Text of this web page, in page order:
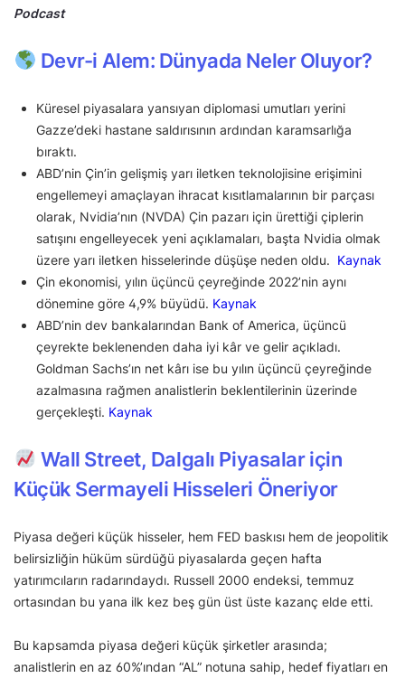
Podcast
Devr-i Alem: Dünyada Neler Oluyor?
Küresel piyasalara yansıyan diplomasi umutları yerini
Gazze’deki hastane saldırısının ardından karamsarlığa
bıraktı.
ABD’nin Çin’in gelişmiş yarı iletken teknolojisine erişimini
engellemeyi amaçlayan ihracat kısıtlamalarının bir parçası
olarak, Nvidia’nın (NVDA) Çin pazarı için ürettiği çiplerin
satışını engelleyecek yeni açıklamaları, başta Nvidia olmak
üzere yarı iletken hisselerinde düşüşe neden oldu. Kaynak
Çin ekonomisi, yılın üçüncü çeyreğinde 2022’nin aynı
dönemine göre 4,9% büyüdü. Kaynak
ABD’nin dev bankalarından Bank of America, üçüncü
çeyrekte beklenenden daha iyi kâr ve gelir açıkladı.
Goldman Sachs’ın net kârı ise bu yılın üçüncü çeyreğinde
azalmasına rağmen analistlerin beklentilerinin üzerinde
gerçekleşti. Kaynak
Wall Street, Dalgalı Piyasalar için
Küçük Sermayeli Hisseleri Öneriyor
Piyasa değeri küçük hisseler, hem FED baskısı hem de jeopolitik
belirsizliğin hüküm sürdüğü piyasalarda geçen hafta
yatırımcıların radarındaydı. Russell 2000 endeksi, temmuz
ortasından bu yana ilk kez beş gün üst üste kazanç elde etti.
Bu kapsamda piyasa değeri küçük şirketler arasında;
analistlerin en az 60%’ından “AL” notuna sahip, hedef fiyatları en